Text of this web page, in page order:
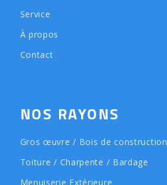
Service
À propos
Contact
NOS RAYONS
Gros œuvre / Bois de construction
Toiture / Charpente / Bardage
Menuiserie Extérieure